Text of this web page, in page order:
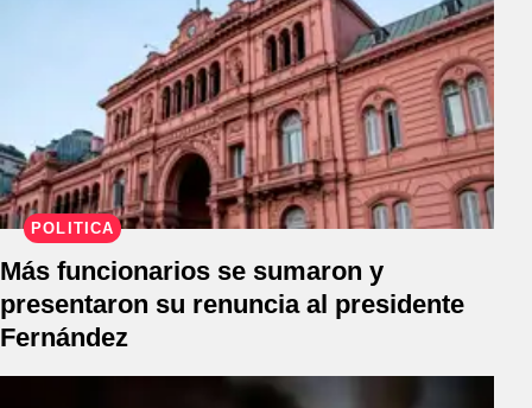
POLÍTICA
Más funcionarios se sumaron y
presentaron su renuncia al presidente
Fernández